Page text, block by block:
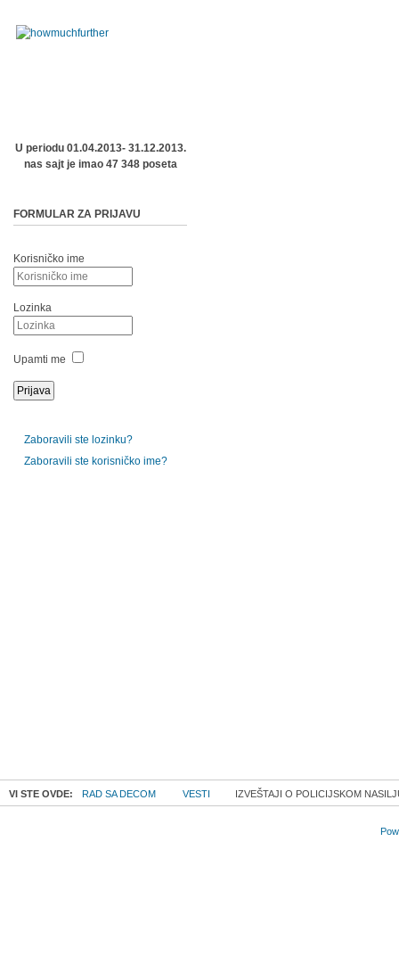
U periodu 01.04.2013- 31.12.2013.
nas sajt je imao 47 348 poseta
FORMULAR ZA PRIJAVU
Korisničko ime
Lozinka
Upamti me
Zaboravili ste lozinku?
Zaboravili ste korisničko ime?
VI STE OVDE: RAD SA DECOM VESTI IZVEŠTAJI O POLICIJSKOM